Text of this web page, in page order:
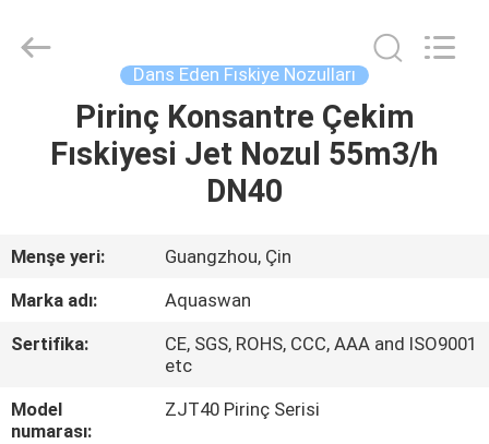
HAKKIMIZDA
FABRIKA
TURU
co,.ltd.
Dans Eden Fıskiye Nozulları
Pirinç Konsantre Çekim
Fıskiyesi Jet Nozul 55m3/h
DN40
Menşe yeri:
Guangzhou, Çin
Marka adı:
Aquaswan
Sertifika:
CE, SGS, ROHS, CCC, AAA and ISO9001
etc
Model
numarası:
ZJT40 Pirinç Serisi